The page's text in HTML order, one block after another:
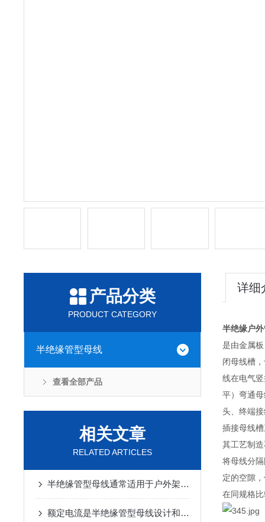
产品分类
PRODUCT CATEGORY
半绝缘管型母线
查看全部产品
相关文章
RELATED ARTICLES
半绝缘管型母线通常适用于户外架空进线等场合
额定电流是半绝缘管型母线设计和选型的关键因素之一
详细
半绝缘户
是由金属
闭母线槽
线在电气
平）弯通
头、终端
插接母线
其工艺制
将母线分
定的空隙
在同规格